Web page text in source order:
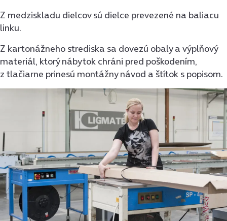
Z medziskladu dielcov sú dielce prevezené na baliacu
linku.
Z kartonážneho strediska sa dovezú obaly a výplňový
materiál, ktorý nábytok chráni pred poškodením,
z tlačiarne prinesú montážny návod a štítok s popisom.